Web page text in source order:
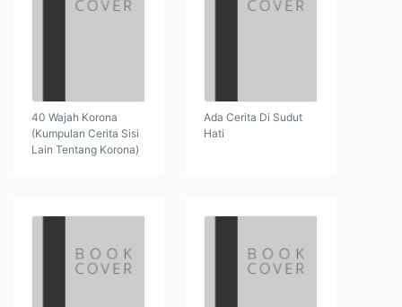
40 Wajah Korona
(Kumpulan Cerita Sisi
Lain Tentang Korona)
Ada Cerita Di Sudut
Hati